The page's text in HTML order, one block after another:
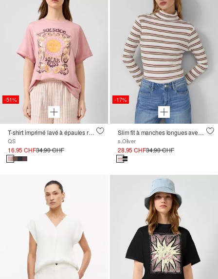
-51%
T-shirt imprimé lavé à épaules recoupées
QS
16.95 CHF34.90 CHF
-17%
Slim fit à manches longues avec col roulé et motif rayé
s.Oliver
28.95 CHF34.90 CHF